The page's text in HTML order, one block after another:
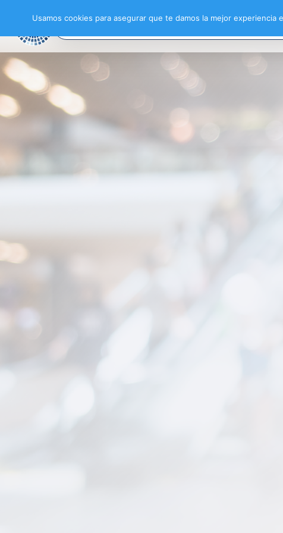
Usamos cookies para asegurar que te damos la mejor